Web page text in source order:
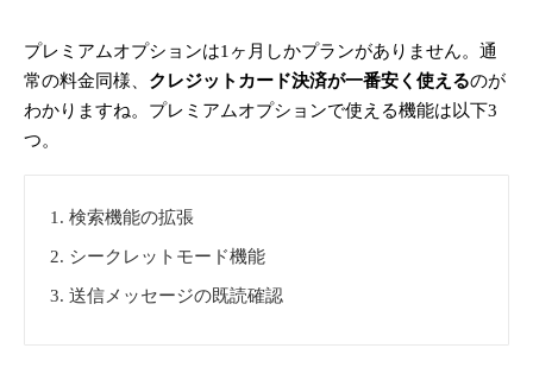
プレミアムオプションは1ヶ月しかプランがありません。通
常の料金同様、 クレジットカード決済が一番安く使えるのが
わかりますね。プレミアムオプションで使える機能は以下3
つ。
検索機能の拡張
シークレットモード機能
送信メッセージの既読確認